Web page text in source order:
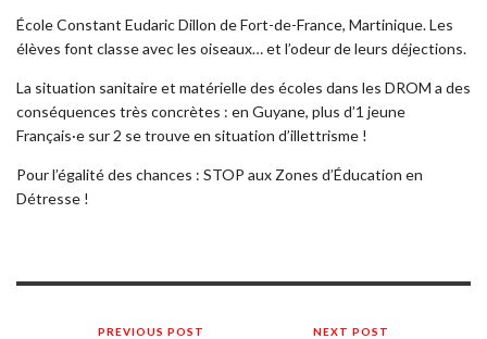
École Constant Eudaric Dillon de Fort-de-France, Martinique. Les
élèves font classe avec les oiseaux… et l’odeur de leurs déjections.
La situation sanitaire et matérielle des écoles dans les DROM a des
conséquences très concrètes : en Guyane, plus d’1 jeune
Français·e sur 2 se trouve en situation d’illettrisme !
Pour l’égalité des chances : STOP aux Zones d’Éducation en
Détresse !
PREVIOUS POST NEXT POST